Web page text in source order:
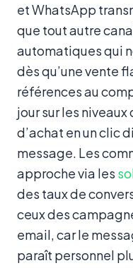
et WhatsApp
que tout autre
automatiques qui
dès qu’une vente
références au
jour sur les
d’achat en un clic
message. Les
approche via les
des taux de
ceux des
email, car le
paraît personnel